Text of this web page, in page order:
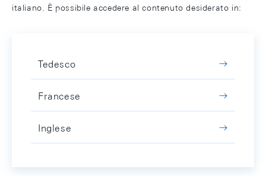
italiano. È possibile accedere al contenuto desiderato in:
Tedesco
Francese
Inglese